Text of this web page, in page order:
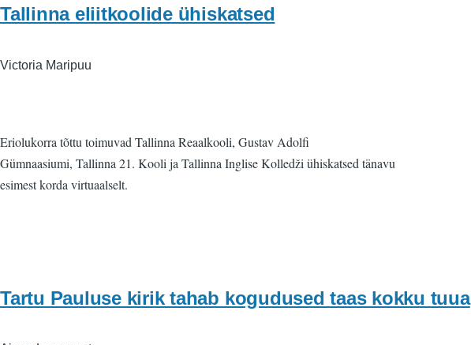
Tallinna eliitkoolide ühiskatsed
Victoria Maripuu
Eriolukorra tõttu toimuvad Tallinna Reaalkooli, Gustav Adolfi
Gümnaasiumi, Tallinna 21. Kooli ja Tallinna Inglise Kolledži ühiskatsed tänavu
esimest korda virtuaalselt.
Tartu Pauluse kirik tahab kogudused taas kokku tuua